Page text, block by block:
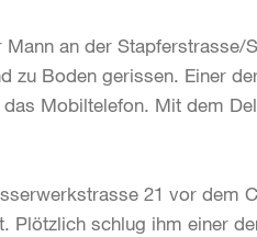
an der Stapferstrasse/
zu Boden gerissen. Einer
Mobiltelefon. Mit dem
21 vor dem
Plötzlich schlug ihm einer